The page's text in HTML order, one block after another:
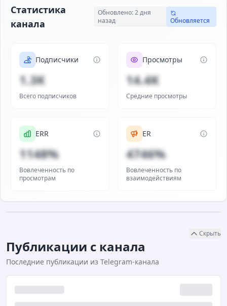
Статистика
канала
Обновлено: 2 дня
назад
Обновляется
Подписчики
1.3K
Всего подписчиков
Просмотры
14.4K
Средние просмотры
ERR
1148%
Вовлеченность по
просмотрам
ER
4746%
Вовлеченность по
взаимодействиям
Скрыть
Публикации с канала
Последние публикации из Telegram-канала